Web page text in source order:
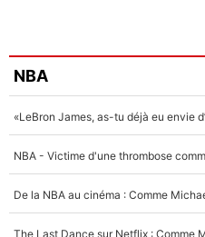
NBA